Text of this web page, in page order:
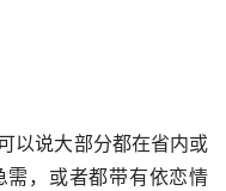
以说大部分都在省内或
，或者都带有依恋情